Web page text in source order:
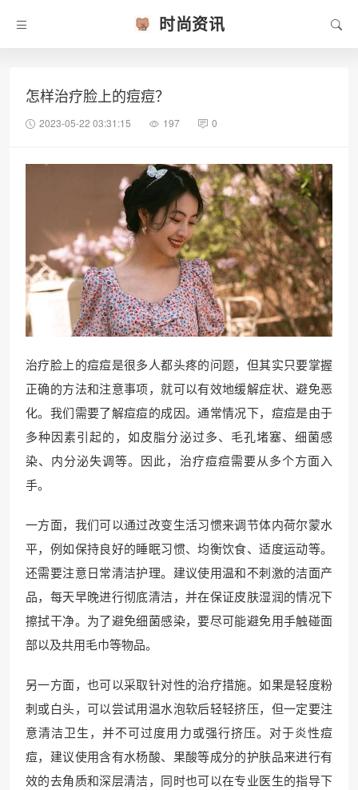
时尚资讯
怎样治疗脸上的痘痘？
2023-05-22 03:31:15 197 0
治疗脸上的痘痘是很多人都头疼的问题，但其实只要掌握
正确的方法和注意事项，就可以有效地缓解症状、避免恶
化。我们需要了解痘痘的成因。通常情况下，痘痘是由于
多种因素引起的，如皮脂分泌过多、毛孔堵塞、细菌感
染、内分泌失调等。因此，治疗痘痘需要从多个方面入
手。
一方面，我们可以通过改变生活习惯来调节体内荷尔蒙水
平，例如保持良好的睡眠习惯、均衡饮食、适度运动等。
还需要注意日常清洁护理。建议使用温和不刺激的洁面产
品，每天早晚进行彻底清洁，并在保证皮肤湿润的情况下
擦拭干净。为了避免细菌感染，要尽可能避免用手触碰面
部以及共用毛巾等物品。
另一方面，也可以采取针对性的治疗措施。如果是轻度粉
刺或白头，可以尝试用温水泡软后轻轻挤压，但一定要注
意清洁卫生，并不可过度用力或强行挤压。对于炎性痘
痘，建议使用含有水杨酸、果酸等成分的护肤品来进行有
效的去角质和深层清洁，同时也可以在专业医生的指导下